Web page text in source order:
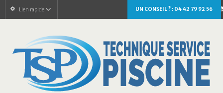
UN CONSEIL ? : 04 42 79 92 56
Lien rapide